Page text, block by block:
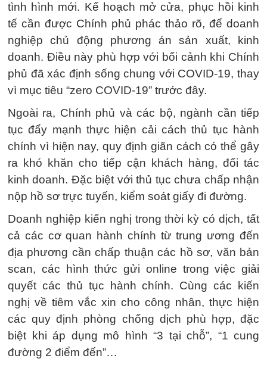
tình hình mới. Kế hoạch mở cửa, phục hồi kinh
tế cần được Chính phủ phác thảo rõ, để doanh
nghiệp chủ động phương án sản xuất, kinh
doanh. Điều này phù hợp với bối cảnh khi Chính
phủ đã xác định sống chung với COVID-19, thay
vì mục tiêu “zero COVID-19” trước đây.
Ngoài ra, Chính phủ và các bộ, ngành cần tiếp
tục đẩy mạnh thực hiện cải cách thủ tục hành
chính vì hiện nay, quy định giãn cách có thể gây
ra khó khăn cho tiếp cận khách hàng, đối tác
kinh doanh. Đặc biệt với thủ tục chưa chấp nhận
nộp hồ sơ trực tuyến, kiểm soát giấy đi đường.
Doanh nghiệp kiến nghị trong thời kỳ có dịch, tất
cả các cơ quan hành chính từ trung ương đến
địa phương cần chấp thuận các hồ sơ, văn bản
scan, các hình thức gửi online trong việc giải
quyết các thủ tục hành chính. Cùng các kiến
nghị về tiêm vắc xin cho công nhân, thực hiện
các quy định phòng chống dịch phù hợp, đặc
biệt khi áp dụng mô hình “3 tại chỗ”, “1 cung
đường 2 điểm đến”…